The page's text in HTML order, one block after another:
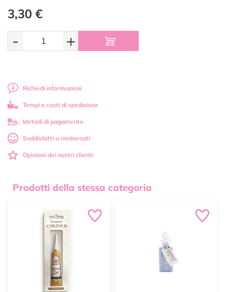
3,30 €
- +
Richiedi informazioni
Tempi e costi di spedizione
Metodi di pagamento
Soddisfatti o rimborsati
Opinioni dei nostri clienti
Prodotti della stessa categoria